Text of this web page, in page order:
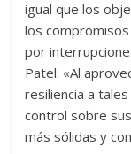
igual que los
los
por
Patel. «Al
resiliencia a
control sobre
más sólidas y